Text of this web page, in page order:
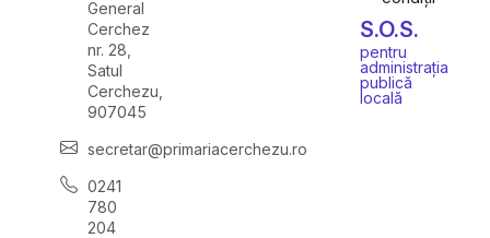
General
Cerchez
nr. 28,
Satul
Cerchezu,
907045
secretar@primariacerchezu.ro
0241
780
204
S.O.S.
pentru
administrația
publică
locală